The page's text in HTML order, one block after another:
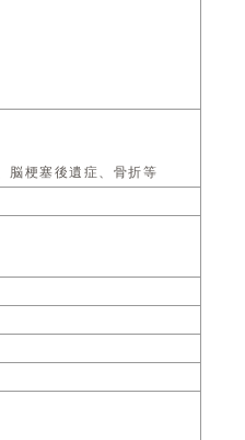
脳梗塞後遺症、骨折等